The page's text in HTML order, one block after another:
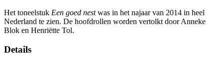
Het toneelstuk Een goed nestwas in het najaar van 2014 in heel
Nederland te zien. De hoofdrollen worden vertolkt door Anneke
Blok en Henriëtte Tol.
Details